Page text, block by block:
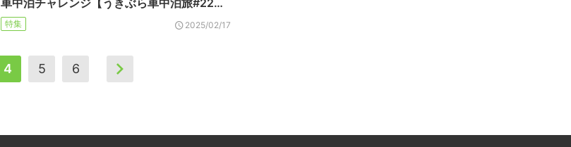
車中泊チャレンジ【うきぶら車中泊旅#22…
特集 2025/02/17
4 5 6